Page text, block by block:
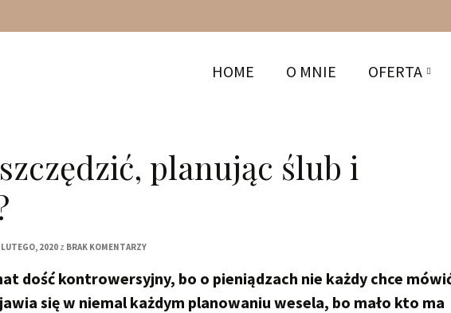
HOME O MNIE OFERTA
planując ślub i
LUTEGO, 2020 z BRAK KOMENTARZY
dość kontrowersyjny, bo o pieniądzach nie każdy chce
się w niemal każdym planowaniu wesela, bo mało kto ma